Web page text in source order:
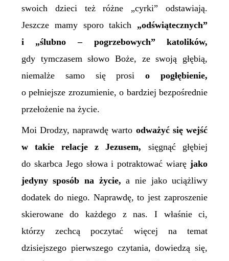
swoich dzieci też różne „cyrki” odstawiają.
Jeszcze mamy sporo takich „odświątecznych”
i „ślubno – pogrzebowych” katolików,
gdy tymczasem słowo Boże, ze swoją głębią,
niemalże samo się prosio pogłębienie,
o pełniejsze zrozumienie, o bardziej bezpośrednie
przełożenie na życie.
Moi Drodzy, naprawdę warto odważyć się wejść
w takie relacje z Jezusem, sięgnąć głębiej
do skarbca Jego słowa i potraktować wiaręjako
jedyny sposób na życie, a nie jako uciążliwy
dodatek do niego. Naprawdę, to jest zaproszenie
skierowane do każdego z nas. I właśnie ci,
którzy zechcą poczytać więcej na temat
dzisiejszego pierwszego czytania, dowiedzą się,